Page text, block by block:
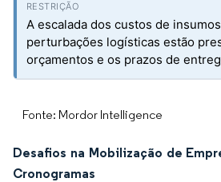
A escalada dos custos de
perturbações logísticas estão
orçamentos e os prazos de
Fonte: Mordor Intelligence
Desafios na Mobilização de
Cronogramas